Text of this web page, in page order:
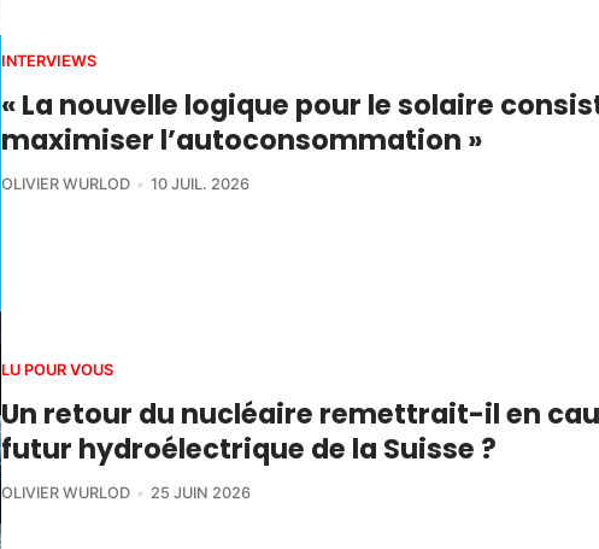
INTERVIEWS
« La nouvelle logique pour le solaire
maximiser l’autoconsommation »
OLIVIER WURLOD 10 JUIL. 2026
LU POUR VOUS
Un retour du nucléaire remettrait-il en
futur hydroélectrique de la Suisse ?
OLIVIER WURLOD 25 JUIN 2026